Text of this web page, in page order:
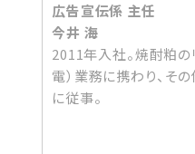
広告宣伝係 主任
今井 海
2011年入社。焼酎粕の
電）業務に携わり、そ
に従事。